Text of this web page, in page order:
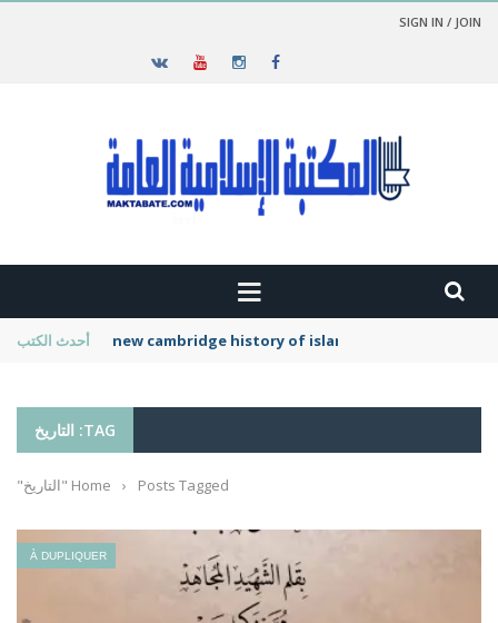
SIGN IN / JOIN
أحدث الكتب new cambridge history of islam
TAG: التاريخ
Home › Posts Tagged "التاريخ"
À DUPLIQUER